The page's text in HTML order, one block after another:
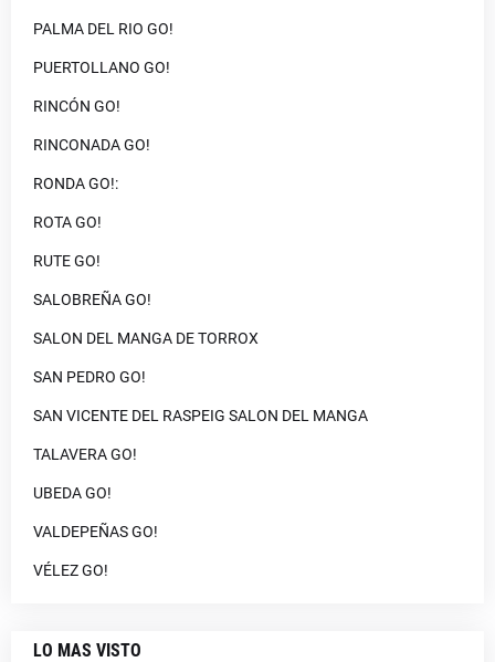
PALMA DEL RIO GO!
PUERTOLLANO GO!
RINCÓN GO!
RINCONADA GO!
RONDA GO!:
ROTA GO!
RUTE GO!
SALOBREÑA GO!
SALON DEL MANGA DE TORROX
SAN PEDRO GO!
SAN VICENTE DEL RASPEIG SALON DEL MANGA
TALAVERA GO!
UBEDA GO!
VALDEPEÑAS GO!
VÉLEZ GO!
LO MAS VISTO